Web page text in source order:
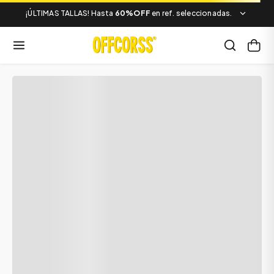
¡ÚLTIMAS TALLAS! Hasta 60%OFF en ref. seleccionadas.